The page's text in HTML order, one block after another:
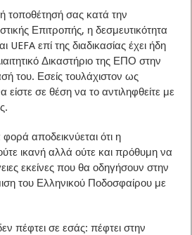
τοποθέτησή σας κατά την
Επιτροπής, η δεσμευτικότητα
UEFA επί της διαδικασίας έχει ήδη
Δικαστήριο της ΕΠΟ στην
του. Εσείς τουλάχιστον ως
σε θέση να το αντιληφθείτε με
αποδεικνύεται ότι η
ικανή αλλά ούτε και πρόθυμη να
εκείνες που θα οδηγήσουν στην
του Ελληνικού Ποδοσφαίρου με
πέφτει σε εσάς: πέφτει στην